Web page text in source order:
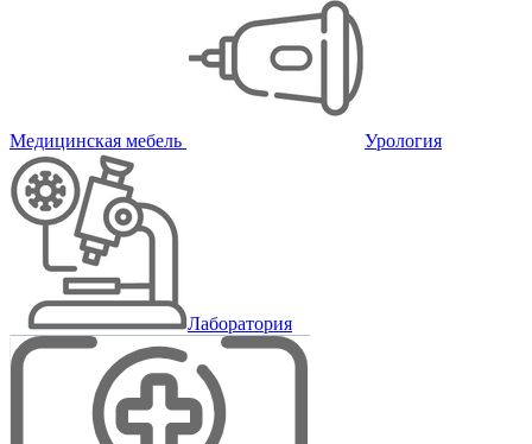
Медицинская мебель Урология
Лаборатория